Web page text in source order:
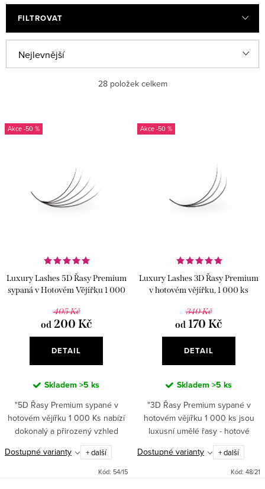
FILTROVAT
a
n
t
Nejlevnější
28položek celkem
V
ý
d
u
-50 %
Luxury Lashes 5D Řasy Premium
sypaná v Hotovém Vějířku 1 000
405 Kč
od200 Kč
DETAIL
Skladem >5 ks
"5D Řasy Premium sypané v
hotovém vějířku 1 000 Ks nabízí
dokonalý a přirozený vzhled
vašich řas. Tyto umělé řasy -
hotové vějířky jsou ručně
vyrobené s tenkými spoji,
Dostupné varianty + další
Kód: 54/15
-50 %
Luxury Lashes 3D Řasy Premium
v hotovém vějířku, 1 000 ks
340 Kč
od 170 Kč
DETAIL
Skladem >5 ks
"3D Řasy Premium sypané v
hotovém vějířku 1 000 ks jsou
luxusní umělé řasy - hotové
vějířky, které dodají vašim očím
přirozený a zároveň výrazný
vzhled. Ručně vyrobené s
Dostupné varianty + další
Kód: 48/21